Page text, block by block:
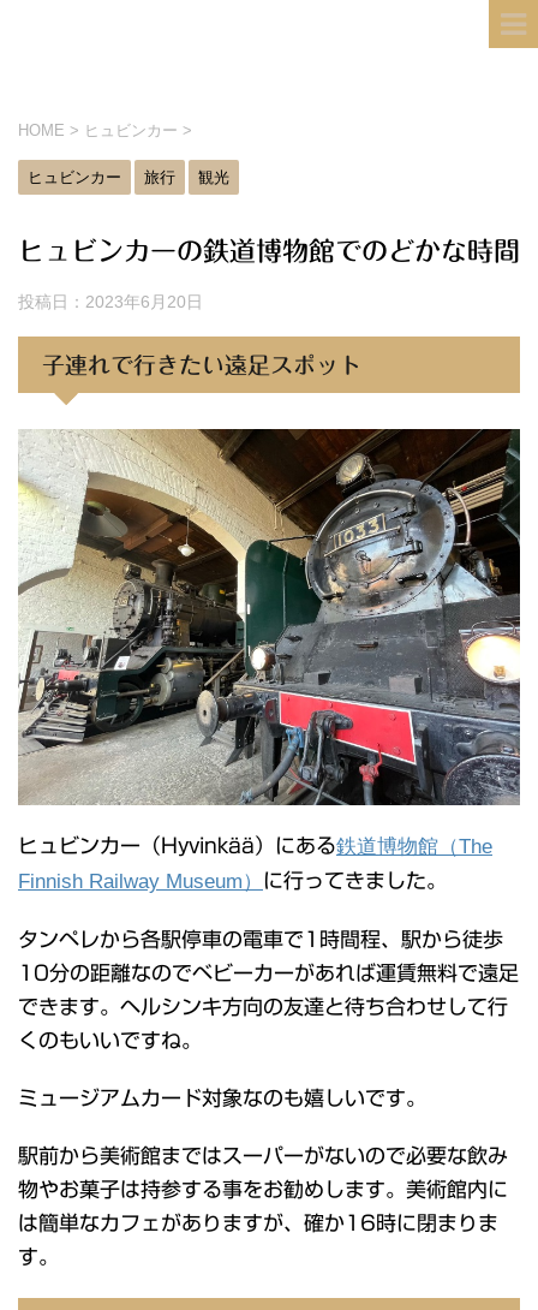
HOME > ヒュビンカー >
ヒュビンカー 旅行 観光
ヒュビンカーの鉄道博物館でのどかな時間
投稿日： 2023年6月20日
子連れで行きたい遠足スポット
ヒュビンカー（Hyvinkää）にある鉄道博物館（The
Finnish Railway Museum）
に行ってきました。
タンペレから各駅停車の電車で1時間程、駅から徒歩
10分の距離なのでベビーカーがあれば運賃無料で遠足
できます。ヘルシンキ方向の友達と待ち合わせして行
くのもいいですね。
ミュージアムカード対象なのも嬉しいです。
駅前から美術館まではスーパーがないので必要な飲み
物やお菓子は持参する事をお勧めします。美術館内に
は簡単なカフェがありますが、確か16時に閉まりま
す。